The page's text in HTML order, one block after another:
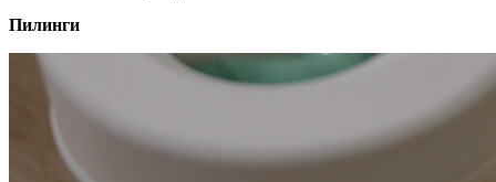
Пилинги